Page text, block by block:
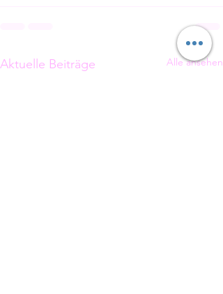
Aktuelle Beiträge Alle ansehen